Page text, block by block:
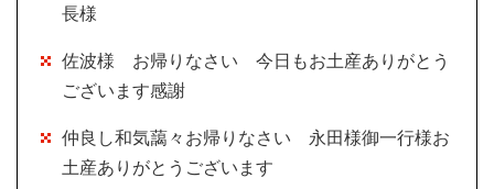
長様
佐波様 お帰りなさい 今日もお土産ありがとう
ございます感謝
仲良し和気藹々お帰りなさい 永田様御一行様お
土産ありがとうございます